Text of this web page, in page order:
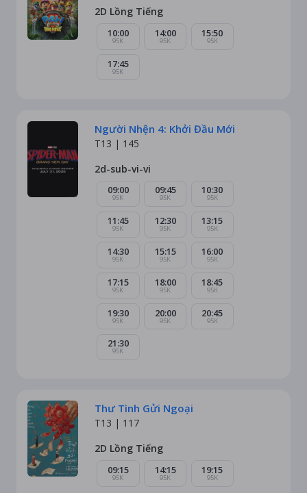
2D Lồng Tiếng
10:00
95K
14:00
95K
15:50
95K
17:45
95K
Người Nhện 4: Khởi Đầu Mới
T13 | 145
2d-sub-vi-vi
09:00
95K
09:45
95K
10:30
95K
11:45
95K
12:30
95K
13:15
95K
14:30
95K
15:15
95K
16:00
95K
17:15
95K
18:00
95K
18:45
95K
19:30
95K
20:00
95K
20:45
95K
21:30
95K
Thư Tình Gửi Ngoại
T13 | 117
2D Lồng Tiếng
09:15
95K
14:15
95K
19:15
95K